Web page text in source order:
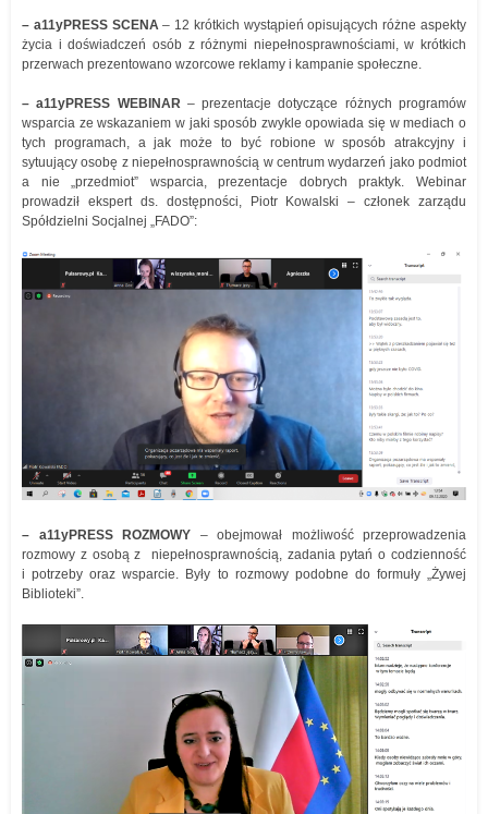
– a11yPRESS SCENA– 12 krótkich wystąpień opisujących różne aspekty
życia i doświadczeń osób z różnymi niepełnosprawnościami, w krótkich
przerwach prezentowano wzorcowe reklamy i kampanie społeczne.
– a11yPRESS WEBINAR– prezentacje dotyczące różnych programów
wsparcia ze wskazaniem w jaki sposób zwykle opowiada się w mediach o
tych programach, a jak może to być robione w sposób atrakcyjny i
sytuujący osobę z niepełnosprawnością w centrum wydarzeń jako podmiot
a nie „przedmiot” wsparcia, prezentacje dobrych praktyk. Webinar
prowadził ekspert ds. dostępności, Piotr Kowalski – członek zarządu
Spółdzielni Socjalnej „FADO”:
– a11yPRESS ROZMOWY – obejmował możliwość przeprowadzenia
rozmowy z osobą z niepełnosprawnością, zadania pytań o codzienność
i potrzeby oraz wsparcie. Były to rozmowy podobne do formuły „Żywej
Biblioteki”.